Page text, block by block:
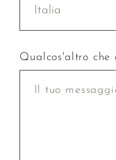
Italia
Qualcos'altro che